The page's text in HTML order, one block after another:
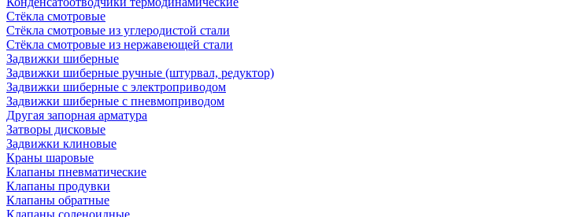
Стёкла смотровые
Стёкла смотровые из углеродистой стали
Стёкла смотровые из нержавеющей стали
Задвижки шиберные
Задвижки шиберные ручные (штурвал, редуктор)
Задвижки шиберные с электроприводом
Задвижки шиберные с пневмоприводом
Другая запорная арматура
Затворы дисковые
Задвижки клиновые
Краны шаровые
Клапаны пневматические
Клапаны продувки
Клапаны обратные
Клапаны соленоидные